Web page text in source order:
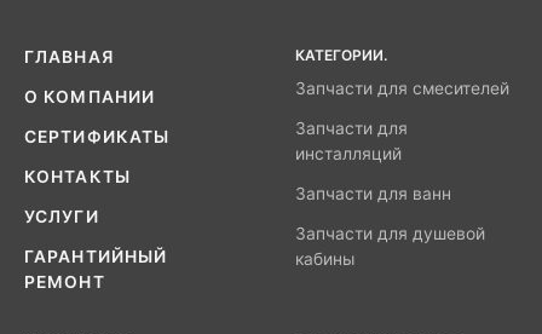
ГЛАВНАЯ
О КОМПАНИИ
СЕРТИФИКАТЫ
КОНТАКТЫ
УСЛУГИ
ГАРАНТИЙНЫЙ
РЕМОНТ
КАТЕГОРИИ.
Запчасти для смесителей
Запчасти для
инсталляций
Запчасти для ванн
Запчасти для душевой
кабины